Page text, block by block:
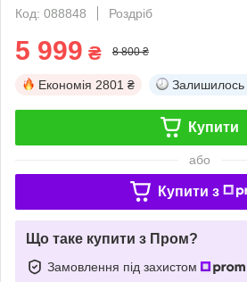
Код: 088848
Роздріб
5 999 ₴ 8 800 ₴
Економія 2801 ₴ Залишилось
Купити
або
Купити з
Що таке купити з Пром?
Замовлення під захистом